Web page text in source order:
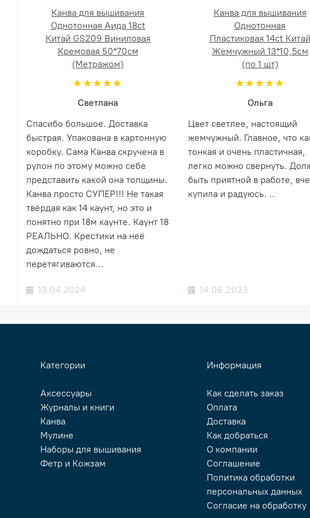
Канва для вышивания
Однотонная Аида 18ct
Китай GS209 Виниловая
Кремовая 50*70см
(Метражом)
Светлана
Спасибо большое. Доставка
быстрая. Упакована в картонную
коробку. Сама Канва скручена в
рулон по этому можно себе
представить какой она толщины.
Канва просто СУПЕР!!! Не такая
твёрдая как 14 каунт, но это и
понятно при 18м каунте. Каунт 18
РЕАЛЬНО. Крестики на неё
дождаться ровно, не
перетягиваются...
13.04.2024
Канва для вышивания
Однотонная
Пластиковая 14ct Китай
Жемчужный 13*10,5см
(по 1 шт)
Ольга
Цвет светлее, настоящий
жемчужный. Главное, что
тонкая и очень пластичная,
легко можно свернуть.
быть приятной в работе,
купила и радуюсь. ..
14.06.2023
Категории
Аксессуары
Журналы и книги
Канва
Мулине
Наборы для вышивания
Фетр и Кожзам
Информация
Как сделать заказ
Оплата
Доставка
Как добраться
О компании
Соглашение
Политика обработки
персональных данных
Согласие на обработку